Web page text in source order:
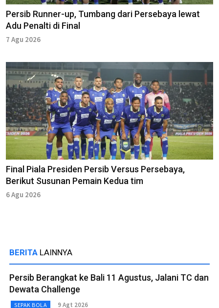
Persib Runner-up, Tumbang dari Persebaya lewat
Adu Penalti di Final
7 Agu 2026
Final Piala Presiden Persib Versus Persebaya,
Berikut Susunan Pemain Kedua tim
6 Agu 2026
BERITA LAINNYA
Persib Berangkat ke Bali 11 Agustus, Jalani TC dan
Dewata Challenge
SEPAK BOLA 9 Agt 2026